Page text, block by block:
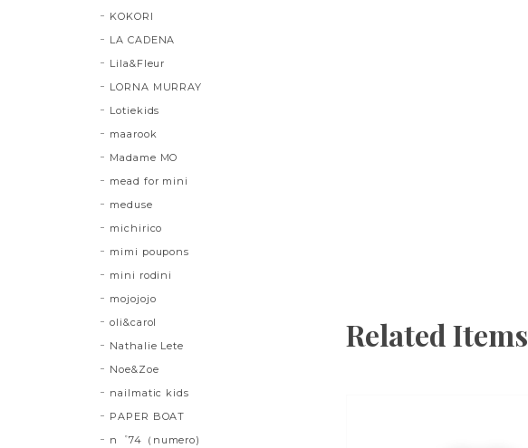
Related Items
KOKORI
LA CADENA
Lila&Fleur
LORNA MURRAY
Lotiekids
maarook
Madame MO
mead for mini
meduse
michirico
mimi poupons
mini rodini
mojojojo
oli&carol
Nathalie Lete
Noe&Zoe
nailmatic kids
PAPER BOAT
n゜74（numero)